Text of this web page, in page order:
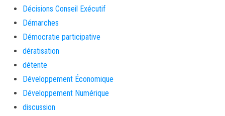
Décisions Conseil Exécutif
Démarches
Démocratie participative
dératisation
détente
Développement Économique
Développement Numérique
discussion